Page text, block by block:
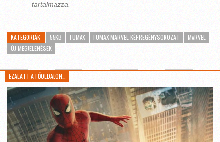
tartalmazza.
KATEGÓRIÁK: 55KB FUMAX FUMAX MARVEL KÉPREGÉNYSOROZAT
MARVEL
ÚJ MEGJELENÉSEK
EZALATT A FŐOLDALON…